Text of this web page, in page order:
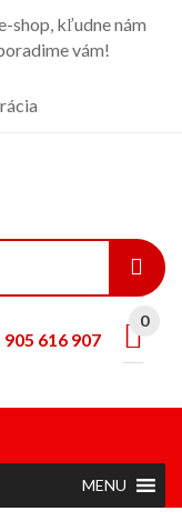
shop, kľudne nám
vám!
0
905 616 907